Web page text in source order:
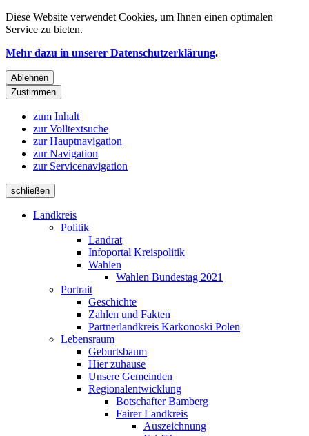
Diese Website verwendet Cookies, um Ihnen einen optimalen
Service zu bieten.
Mehr dazu in unserer Datenschutzerklärung.
Ablehnen
Zustimmen
zum Inhalt
zur Volltextsuche
zur Hauptnavigation
zur Navigation
zur Servicenavigation
schließen
Landkreis
Politik
Landrat
Infoportal Kreispolitik
Wahlen
Wahlen Bundestag 2021
Portrait
Geschichte
Zahlen und Fakten
Partnerlandkreis Karkonoski Polen
Lebensraum
Geburtsbaum
Hier zuhause
Unsere Gemeinden
Regionalentwicklung
Botschafter Bamberg
Fairer Landkreis
Auszeichnung